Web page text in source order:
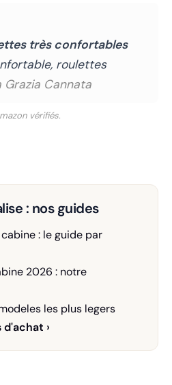
très confortables
roulettes
Grazia Cannata
vérifiés.
: nos guides
: le guide par
2026 : notre
les plus legers
d'achat ›